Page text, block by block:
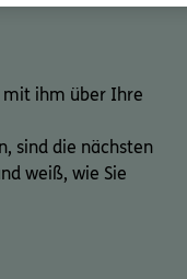
mit ihm über Ihre
sind die nächsten
weiß, wie Sie